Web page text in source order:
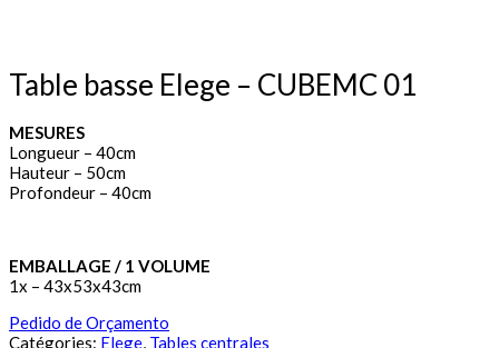
Table basse Elege – CUBEMC 01
MESURES
Longueur – 40cm
Hauteur – 50cm
Profondeur – 40cm
EMBALLAGE / 1 VOLUME
1x – 43x53x43cm
Pedido de Orçamento
Catégories: Elege, Tables centrales